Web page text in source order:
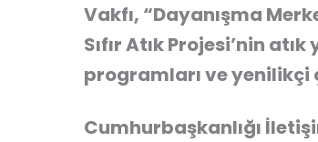
Vakfı, “Dayanışma
Sıfır Atık Projesi’nin
programları ve yenilikçi
Cumhurbaşkanlığı